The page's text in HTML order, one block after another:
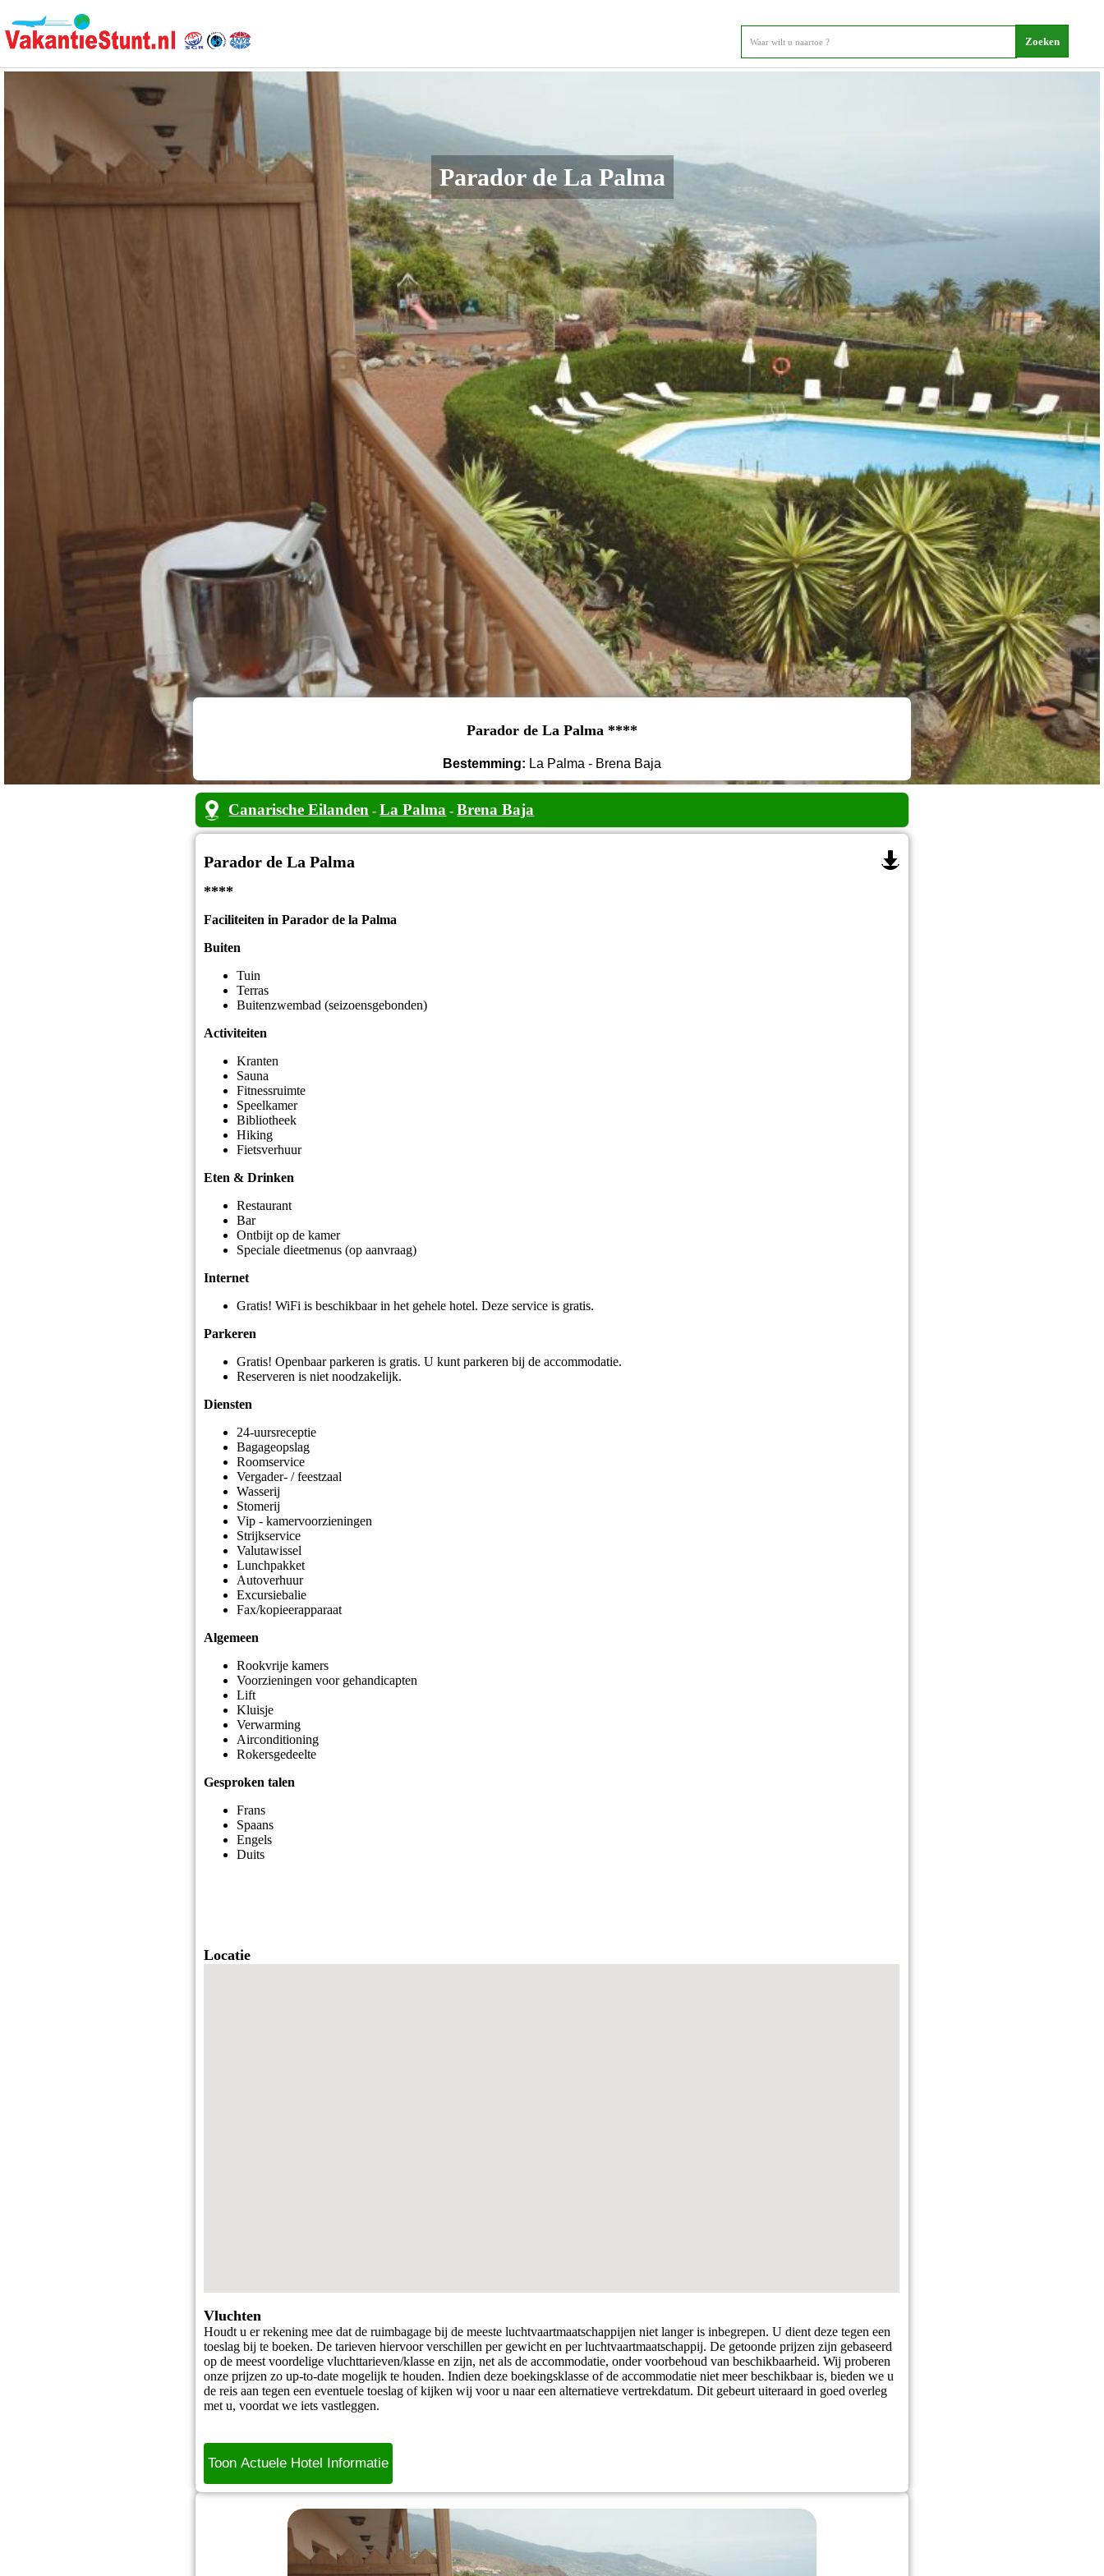
Parador de La Palma
Parador de La Palma ****
Bestemming: La Palma - Brena Baja
Canarische Eilanden - La Palma - Brena Baja
Parador de La Palma
****
Faciliteiten in Parador de la Palma
Buiten
Tuin
Terras
Buitenzwembad (seizoensgebonden)
Activiteiten
Kranten
Sauna
Fitnessruimte
Speelkamer
Bibliotheek
Hiking
Fietsverhuur
Eten & Drinken
Restaurant
Bar
Ontbijt op de kamer
Speciale dieetmenus (op aanvraag)
Internet
Gratis! WiFi is beschikbaar in het gehele hotel. Deze service is gratis.
Parkeren
Gratis! Openbaar parkeren is gratis. U kunt parkeren bij de accommodatie.
Reserveren is niet noodzakelijk.
Diensten
24-uursreceptie
Bagageopslag
Roomservice
Vergader- / feestzaal
Wasserij
Stomerij
Vip - kamervoorzieningen
Strijkservice
Valutawissel
Lunchpakket
Autoverhuur
Excursiebalie
Fax/kopieerapparaat
Algemeen
Rookvrije kamers
Voorzieningen voor gehandicapten
Lift
Kluisje
Verwarming
Airconditioning
Rokersgedeelte
Gesproken talen
Frans
Spaans
Engels
Duits
Locatie
Vluchten
Houdt u er rekening mee dat de ruimbagage bij de meeste luchtvaartmaatschappijen niet langer is inbegrepen. U dient deze tegen een
toeslag bij te boeken. De tarieven hiervoor verschillen per gewicht en per luchtvaartmaatschappij. De getoonde prijzen zijn gebaseerd
op de meest voordelige vluchttarieven/klasse en zijn, net als de accommodatie, onder voorbehoud van beschikbaarheid. Wij proberen
onze prijzen zo up-to-date mogelijk te houden. Indien deze boekingsklasse of de accommodatie niet meer beschikbaar is, bieden we u
de reis aan tegen een eventuele toeslag of kijken wij voor u naar een alternatieve vertrekdatum. Dit gebeurt uiteraard in goed overleg
met u, voordat we iets vastleggen.
Toon Actuele Hotel Informatie